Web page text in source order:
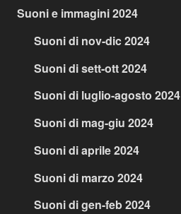
Suoni e immagini 2024
Suoni di nov-dic 2024
Suoni di sett-ott 2024
Suoni di luglio-agosto 2024
Suoni di mag-giu 2024
Suoni di aprile 2024
Suoni di marzo 2024
Suoni di gen-feb 2024